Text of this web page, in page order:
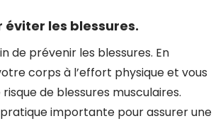
les blessures.
de prévenir les blessures. En
corps à l’effort physique et vous
de blessures musculaires.
importante pour assurer une